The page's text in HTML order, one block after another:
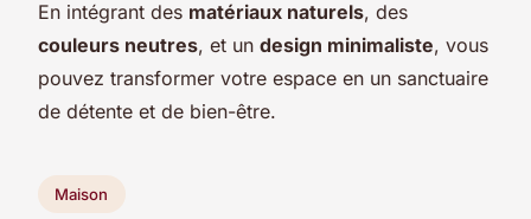
En intégrant des matériaux naturels, des
couleurs neutres, et un design minimaliste, vous
pouvez transformer votre espace en un sanctuaire
de détente et de bien-être.
Maison